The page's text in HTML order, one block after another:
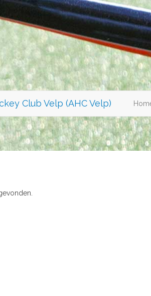
Club Velp (AHC Velp)